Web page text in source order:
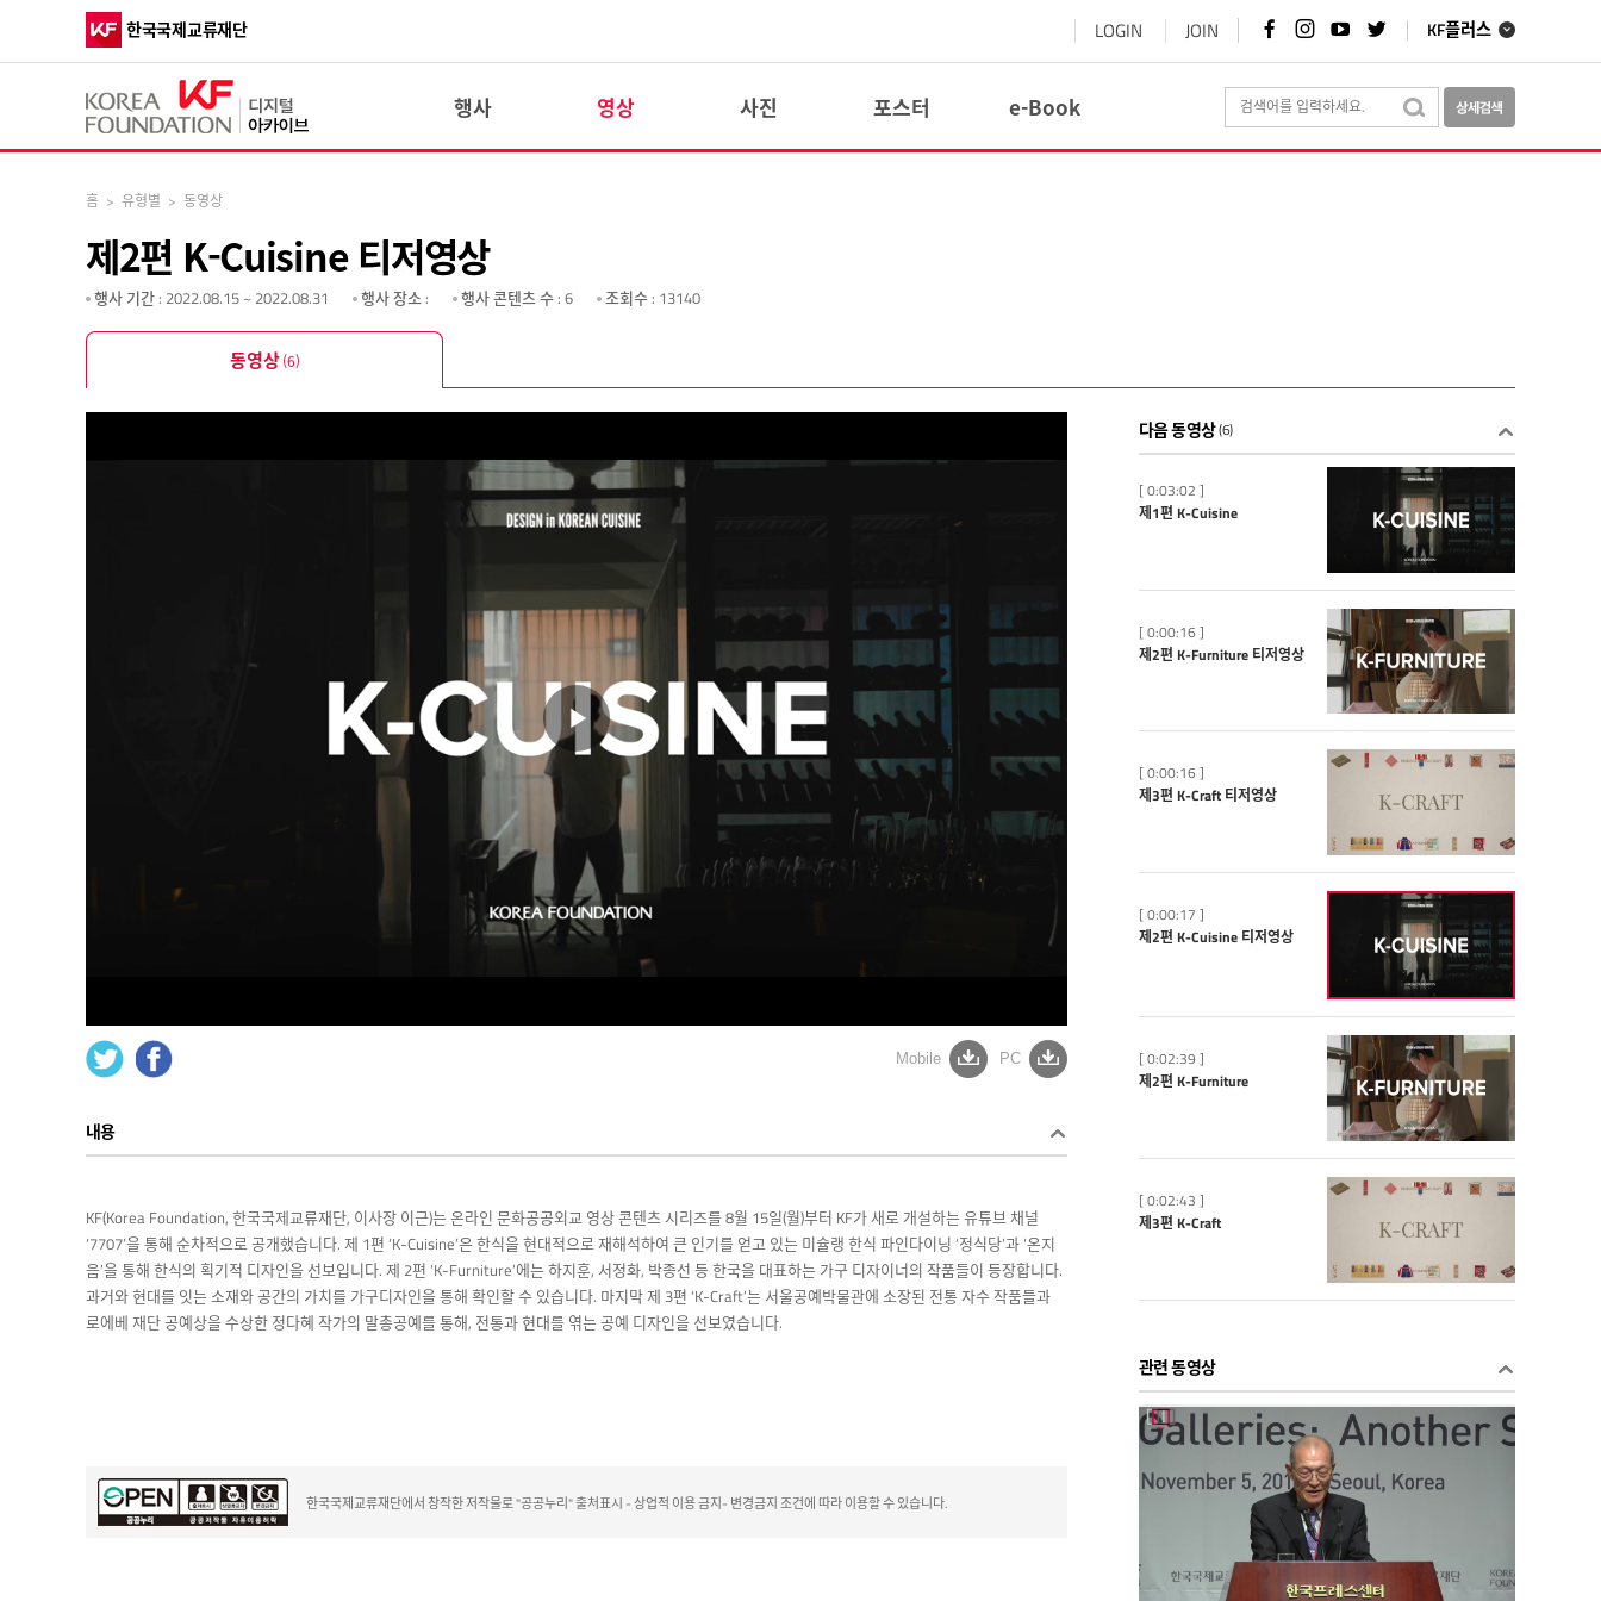
한국국제교류재단 LOGIN JOIN 페
이
스
북
바
로
가
인
스
타
그
램
바
로
유
튜
브
바
로
가
기
터
바
로
가
기
KF플러스
행사 영상 사진 포스터 e-Book
홈 > 유형별 > 동영상
제2편 K-Cuisine 티저영상
행사 기간 : 2022.08.15 ~ 2022.08.31 행사 장소 : 행사 콘텐츠 수 : 6 조회수 : 13140
동영상(6)
Play
Video
Mobile PC
내용
KF(Korea Foundation, 한국국제교류재단, 이사장 이근)는 온라인 문화공공외교 영상 콘텐츠 시리즈를 8월 15일(월)부터 KF가 새로 개설하는 유튜브 채널
‘7707’을 통해 순차적으로 공개했습니다. 제 1편 ‘K-Cuisine’은 한식을 현대적으로 재해석하여 큰 인기를 얻고 있는 미슐랭 한식 파인다이닝 ‘정식당’과 ‘온지
음’을 통해 한식의 획기적 디자인을 선보입니다. 제 2편 ‘K-Furniture’에는 하지훈, 서정화, 박종선 등 한국을 대표하는 가구 디자이너의 작품들이 등장합니다.
과거와 현대를 잇는 소재와 공간의 가치를 가구디자인을 통해 확인할 수 있습니다. 마지막 제 3편 ‘K-Craft’는 서울공예박물관에 소장된 전통 자수 작품들과
로에베 재단 공예상을 수상한 정다혜 작가의 말총공예를 통해, 전통과 현대를 엮는 공예 디자인을 선보였습니다.
한국국제교류재단에서 창작한 저작물로 "공공누리" 출처표시 - 상업적 이용 금지- 변경금지 조건에 따라 이용할 수 있습니다.
다음 동영상(6)
[ 0:03:02 ]
제1편 K-Cuisine
[ 0:00:16 ]
제2편 K-Furniture 티저영상
[ 0:00:16 ]
제3편 K-Craft 티저영상
[ 0:00:17 ]
제2편 K-Cuisine 티저영상
[ 0:02:39 ]
제2편 K-Furniture
[ 0:02:43 ]
제3편 K-Craft
관련 동영상